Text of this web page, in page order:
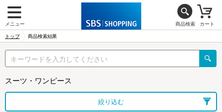
メニュー 商品検索 カート
トップ 商品検索結果
スーツ・ワンピース
絞り込む